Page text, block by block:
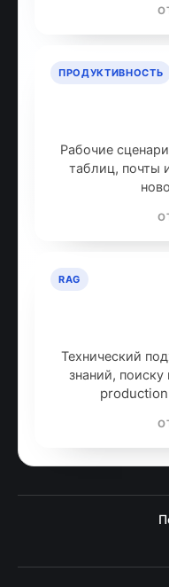
ПРОДУКТИВНОСТЬ
Рабочие
таблиц, почты
RAG
Технический
знаний,